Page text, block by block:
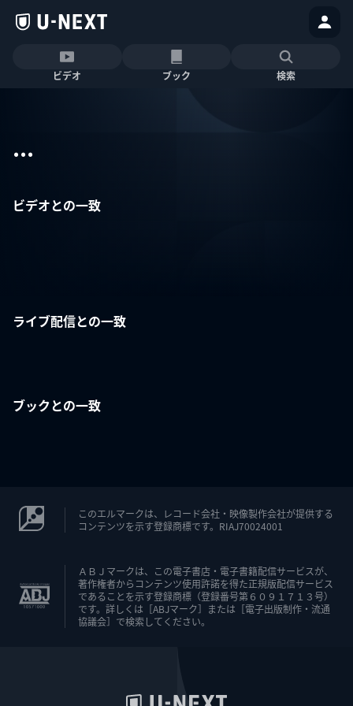
ビデオ ブック 検索
...
ビデオとの一致
ライブ配信との一致
ブックとの一致
このエルマークは、レコード会社・映像製作会社が提供する
コンテンツを示す登録商標です。RIAJ70024001
ＡＢＪマークは、この電子書店・電子書籍配信サービスが、
著作権者からコンテンツ使用許諾を得た正規版配信サービス
であることを示す登録商標（登録番号第６０９１７１３号）
です。詳しくは［ABJマーク］または［電子出版制作・流通
協議会］で検索してください。